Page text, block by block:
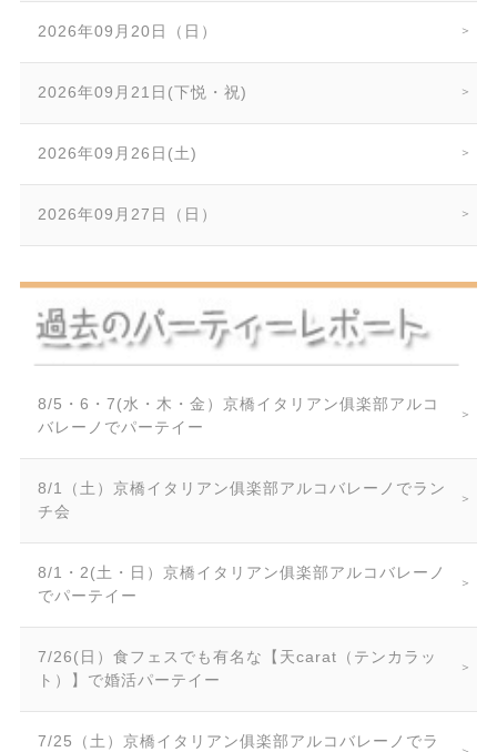
2026年09月20日（日）
2026年09月21日(下悦・祝)
2026年09月26日(土)
2026年09月27日（日）
8/5・6・7(水・木・金）京橋イタリアン俱楽部アルコ
バレーノでパーテイー
8/1（土）京橋イタリアン俱楽部アルコバレーノでラン
チ会
8/1・2(土・日）京橋イタリアン俱楽部アルコバレーノ
でパーテイー
7/26(日）食フェスでも有名な【天carat（テンカラッ
ト）】で婚活パーテイー
7/25（土）京橋イタリアン俱楽部アルコバレーノでラ